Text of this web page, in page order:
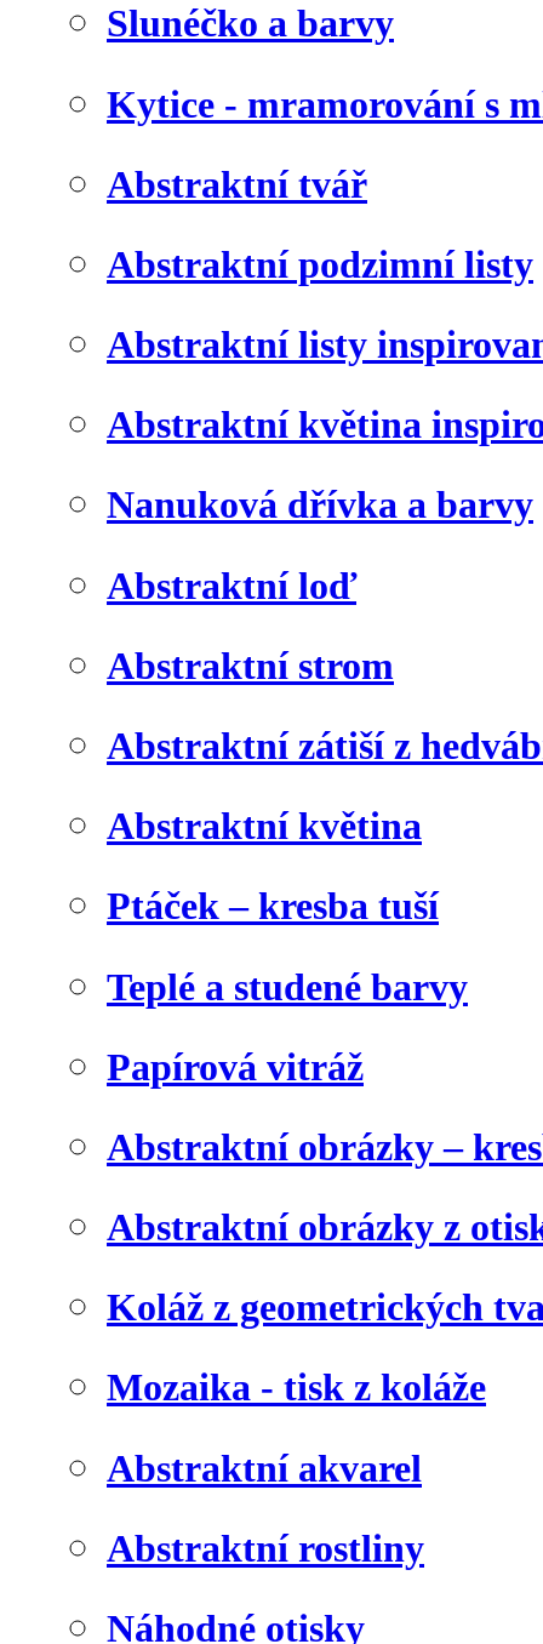
Slunéčko a barvy
Kytice - mramorování s
Abstraktní tvář
Abstraktní podzimní listy
Abstraktní listy
Abstraktní květina
Nanuková dřívka a barvy
Abstraktní loď
Abstraktní strom
Abstraktní zátiší z
Abstraktní květina
Ptáček – kresba tuší
Teplé a studené barvy
Papírová vitráž
Abstraktní obrázky –
Abstraktní obrázky z
Koláž z geometrických
Mozaika - tisk z koláže
Abstraktní akvarel
Abstraktní rostliny
Náhodné otisky